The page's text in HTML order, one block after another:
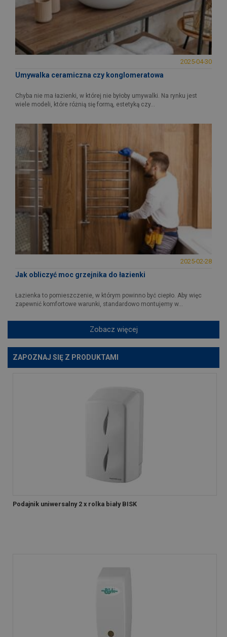
2025-04-30
Umywalka ceramiczna czy konglomeratowa
Chyba nie ma łazienki, w której nie byłoby umywalki. Na rynku jest
wiele modeli, które różnią się formą, estetyką czy...
2025-02-28
Jak obliczyć moc grzejnika do łazienki
Łazienka to pomieszczenie, w którym powinno być ciepło. Aby więc
zapewnić komfortowe warunki, standardowo montujemy w...
Zobacz więcej
ZAPOZNAJ SIĘ Z PRODUKTAMI
Podajnik uniwersalny 2 x rolka biały BISK